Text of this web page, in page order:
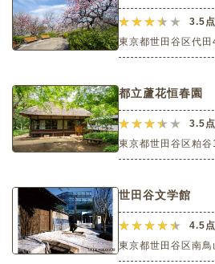
3.5点
東京都世田谷区代
都立蘆花恒春園
3.5点
東京都世田谷区粕
世田谷文学館
4.5点
東京都世田谷区南